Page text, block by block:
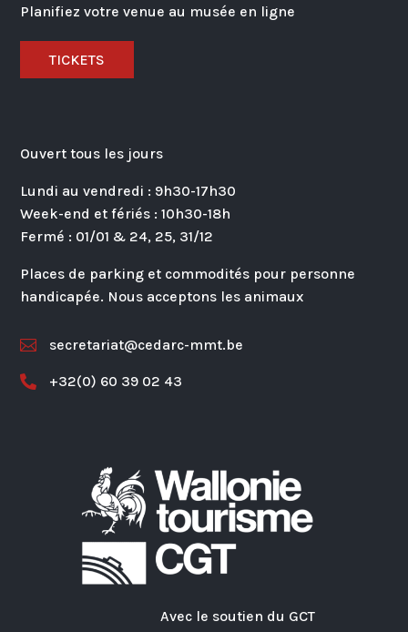
Planifiez votre venue au musée en ligne
TICKETS
Ouvert tous les jours
Lundi au vendredi : 9h30-17h30
Week-end et fériés : 10h30-18h
Fermé : 01/01 & 24, 25, 31/12
Places de parking et commodités pour personne
handicapée. Nous acceptons les animaux
 secretariat@cedarc-mmt.be
 +32(0) 60 39 02 43
Avec le soutien du GCT